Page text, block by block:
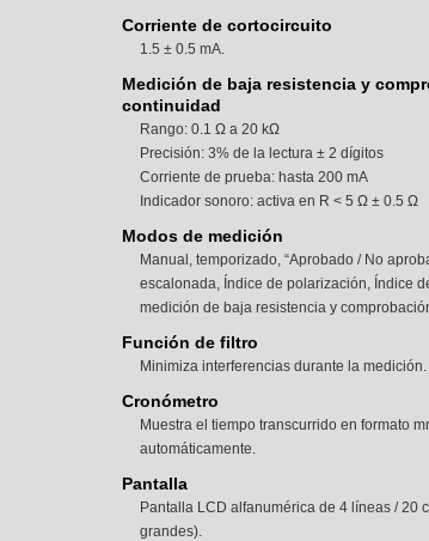
Corriente de cortocircuito
1.5 ± 0.5 mA.
Medición de baja resistencia y
continuidad
Rango: 0.1 Ω a 20 kΩ
Precisión: 3% de la lectura ± 2 dígitos
Corriente de prueba: hasta 200 mA
Indicador sonoro: activa en R < 5 Ω ± 0.5 Ω
Modos de medición
Manual, temporizado, “Aprobado / No
escalonada, Índice de polarización, Índice
medición de baja resistencia y
Función de filtro
Minimiza interferencias durante la medición.
Cronómetro
Muestra el tiempo transcurrido en formato
automáticamente.
Pantalla
Pantalla LCD alfanumérica de 4 líneas / 20
grandes).